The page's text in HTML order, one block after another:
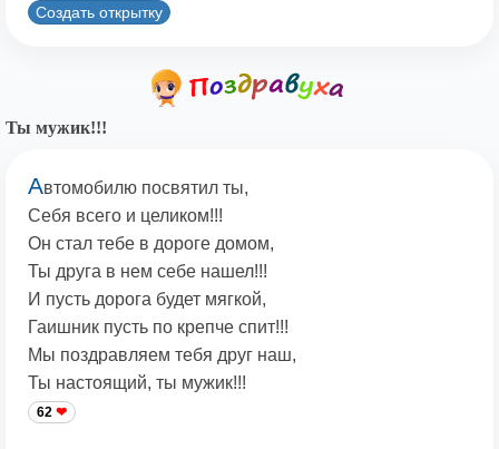
Создать открытку
Ты мужик!!!
Автомобилю посвятил ты,
Себя всего и целиком!!!
Он стал тебе в дороге домом,
Ты друга в нем себе нашел!!!
И пусть дорога будет мягкой,
Гаишник пусть по крепче спит!!!
Мы поздравляем тебя друг наш,
Ты настоящий, ты мужик!!!
62